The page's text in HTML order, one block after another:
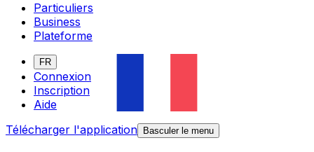
Particuliers
Business
Plateforme
FR
Connexion
Inscription
Aide
Télécharger l'application
Basculer le menu